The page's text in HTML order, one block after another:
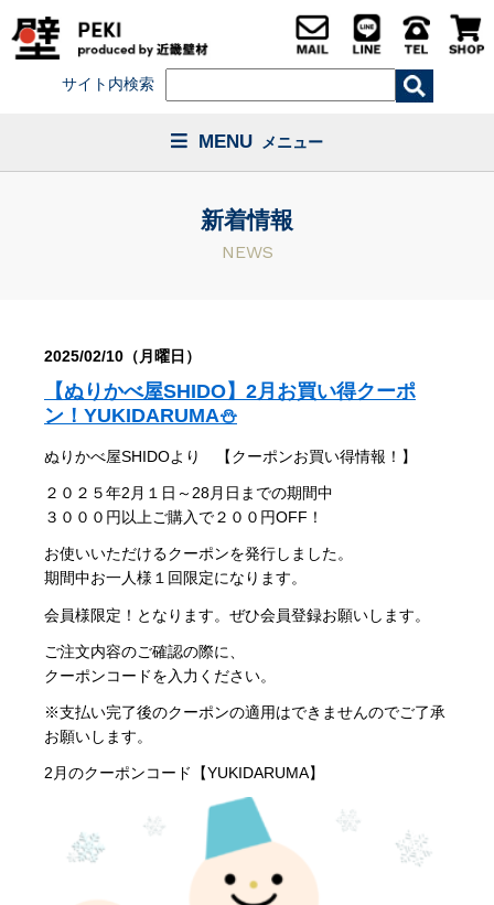
サイト内検索
MENU メニュー
新着情報
NEWS
2025/02/10（月曜日）
【ぬりかべ屋SHIDO】2月お買い得クーポ
ン！YUKIDARUMA⛄
ぬりかべ屋SHIDOより 【クーポンお買い得情報！】
２０２５年2月１日～28月日までの期間中
３０００円以上ご購入で２００円OFF！
お使いいただけるクーポンを発行しました。
期間中お一人様１回限定になります。
会員様限定！ となります。ぜひ会員登録お願いします。
ご注文内容のご確認の際に、
クーポンコードを入力ください。
※支払い完了後のクーポンの適用はできませんのでご了承
お願いします。
2月のクーポンコード【YUKIDARUMA】